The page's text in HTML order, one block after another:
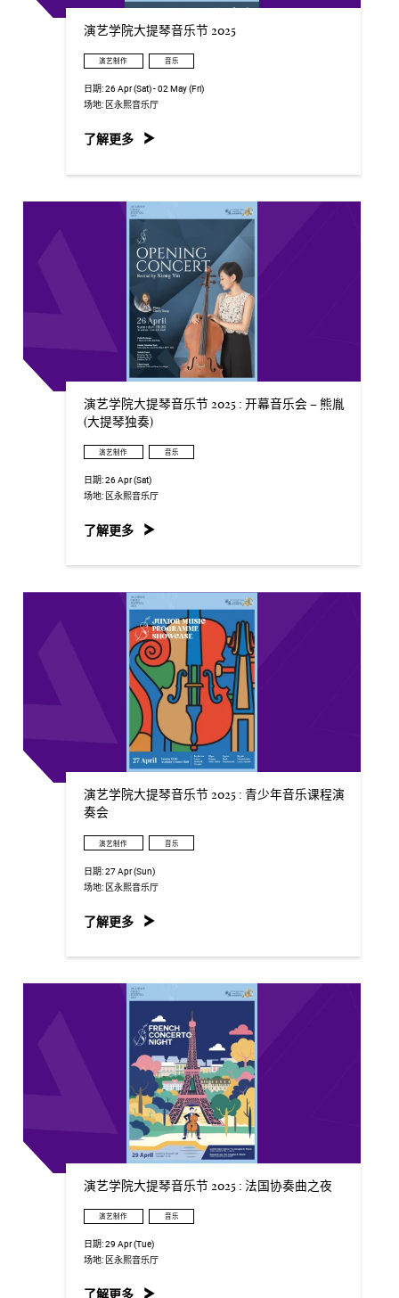
演艺学院大提琴音乐节 2025
演艺制作 音乐
日期:26 Apr (Sat) - 02 May (Fri)
场地: 区永熙音乐厅
了解更多
演艺学院大提琴音乐节 2025 : 开幕音乐会 – 熊胤
(大提琴独奏)
演艺制作 音乐
日期:26 Apr (Sat)
场地: 区永熙音乐厅
了解更多
演艺学院大提琴音乐节 2025 : 青少年音乐课程演
奏会
演艺制作 音乐
日期:27 Apr (Sun)
场地: 区永熙音乐厅
了解更多
演艺学院大提琴音乐节 2025 : 法国协奏曲之夜
演艺制作 音乐
日期:29 Apr (Tue)
场地: 区永熙音乐厅
了解更多